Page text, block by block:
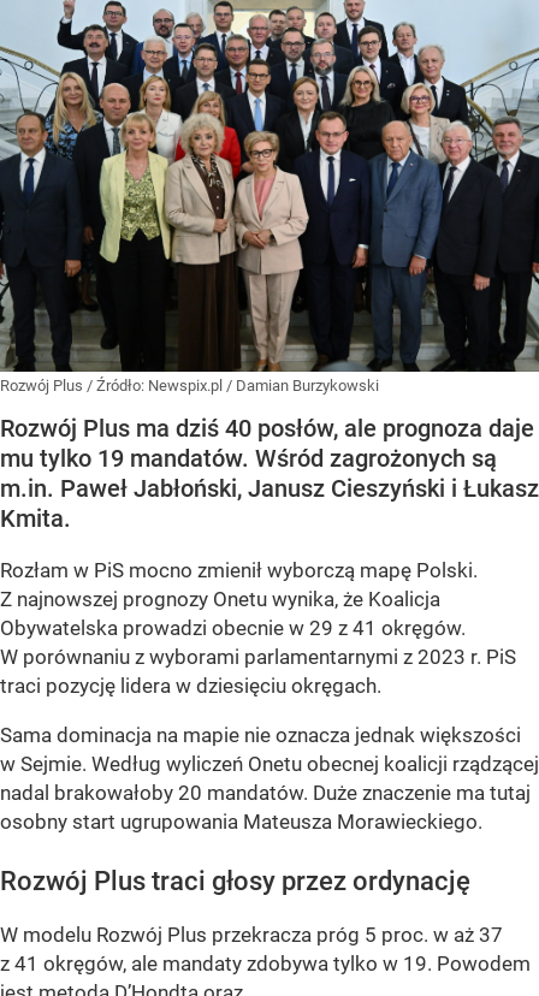
Rozwój Plus / Źródło: Newspix.pl / Damian Burzykowski
Rozwój Plus ma dziś 40 posłów, ale prognoza daje
mu tylko 19 mandatów. Wśród zagrożonych są
m.in. Paweł Jabłoński, Janusz Cieszyński i Łukasz
Kmita.
Rozłam w PiS mocno zmienił wyborczą mapę Polski.
Z najnowszej prognozy Onetu wynika, że Koalicja
Obywatelska prowadzi obecnie w 29 z 41 okręgów.
W porównaniu z wyborami parlamentarnymi z 2023 r. PiS
traci pozycję lidera w dziesięciu okręgach.
Sama dominacja na mapie nie oznacza jednak większości
w Sejmie. Według wyliczeń Onetu obecnej koalicji rządzącej
nadal brakowałoby 20 mandatów. Duże znaczenie ma tutaj
osobny start ugrupowania Mateusza Morawieckiego.
Rozwój Plus traci głosy przez ordynację
W modelu Rozwój Plus przekracza próg 5 proc. w aż 37
z 41 okręgów, ale mandaty zdobywa tylko w 19. Powodem